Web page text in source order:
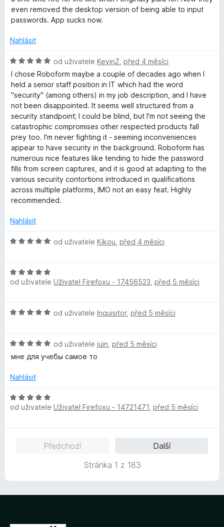
e
n
:
z
5
even removed the desktop version of being able to input
passwords. App sucks now.
Nahlásit
H
o
d
n
o
c
e
n
:
5
z
5
od uživatele KevinZ před 4 měsíci
I chose Roboform maybe a couple of decades ago when I
held a senior staff position in IT which had the word
"security" (among others) in my job description, and I have
not been disappointed. It seems well structured from a
security standpoint; I could be blind, but I'm not seeing the
catastrophic compromises other respected products fall
prey too. I'm never fighting it - seeming inconveniences
appear to have security in the background. Roboform has
numerous nice features like tending to hide the password
fills from screen captures, and it is good at adapting to the
various security contortions introduced in qualifications
across multiple platforms, IMO not an easy feat. Highly
recommended.
Nahlásit
H
n
o
n
5
z
od uživatele Kikou před 4 měsíci
H
o
o
n
5
5
od uživatele Uživatel Firefoxu - 17456523 před 5 měsíci
H
n
o
e
í
:
od uživatele Inquisitor, před 5 měsíci
H
o
n
c
e
od uživatele juin před 5 měsíci
мне для учебы самое то
Nahlásit
H
o
5
od uživatele Uživatel Firefoxu - 14721471 před 5 měsíci
Předchozí
Další
Stránka 1 z 183